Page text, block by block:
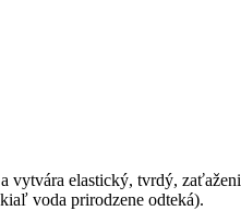
elastický, tvrdý,
voda prirodzene odteká).